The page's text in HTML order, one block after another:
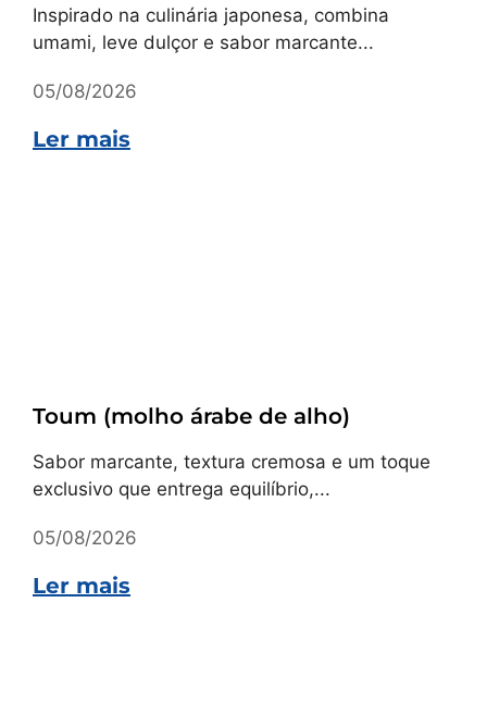
Inspirado na culinária japonesa, combina
umami, leve dulçor e sabor marcante...
05/08/2026
Ler mais
Toum (molho árabe de alho)
Sabor marcante, textura cremosa e um toque
exclusivo que entrega equilíbrio,...
05/08/2026
Ler mais